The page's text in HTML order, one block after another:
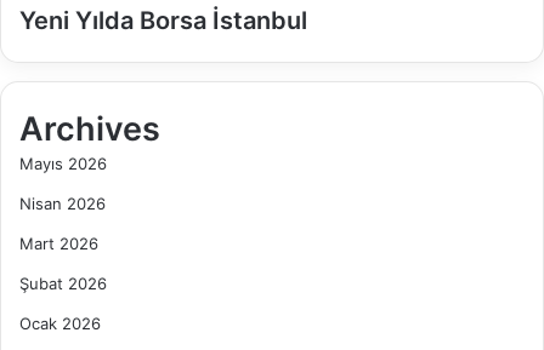
Yeni Yılda Borsa İstanbul
Archives
Mayıs 2026
Nisan 2026
Mart 2026
Şubat 2026
Ocak 2026